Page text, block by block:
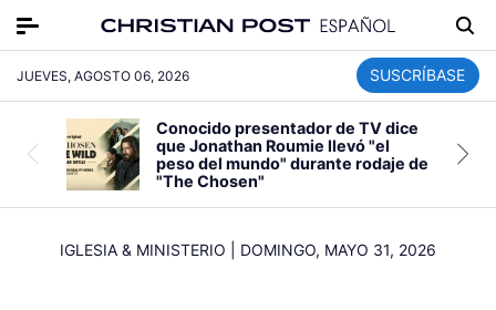
JUEVES, AGOSTO 06, 2026 SUSCRÍBASE
Conocido presentador de TV dice
que Jonathan Roumie llevó "el
peso del mundo" durante rodaje de
"The Chosen"
IGLESIA & MINISTERIO DOMINGO, MAYO 31, 2026